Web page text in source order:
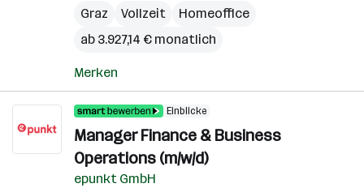
Graz
Vollzeit
Homeoffice
ab 3.927,14 € monatlich
Merken
Einblicke
Manager Finance & Business
Operations (m/w/d)
epunkt GmbH